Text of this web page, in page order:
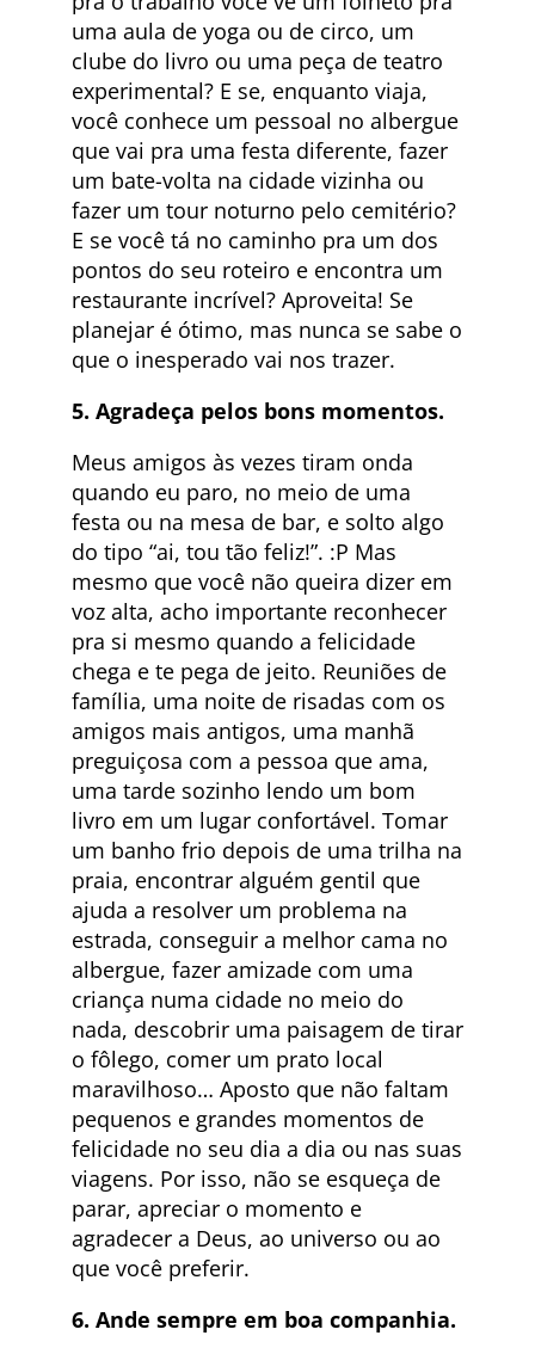
uma aula de yoga ou de circo, um
clube do livro ou uma peça de teatro
experimental? E se, enquanto viaja,
você conhece um pessoal no albergue
que vai pra uma festa diferente, fazer
um bate-volta na cidade vizinha ou
fazer um tour noturno pelo cemitério?
E se você tá no caminho pra um dos
pontos do seu roteiro e encontra um
restaurante incrível? Aproveita! Se
planejar é ótimo, mas nunca se sabe o
que o inesperado vai nos trazer.
5. Agradeça pelos bons momentos.
Meus amigos às vezes tiram onda
quando eu paro, no meio de uma
festa ou na mesa de bar, e solto algo
do tipo “ai, tou tão feliz!”. :P Mas
mesmo que você não queira dizer em
voz alta, acho importante reconhecer
pra si mesmo quando a felicidade
chega e te pega de jeito. Reuniões de
família, uma noite de risadas com os
amigos mais antigos, uma manhã
preguiçosa com a pessoa que ama,
uma tarde sozinho lendo um bom
livro em um lugar confortável. Tomar
um banho frio depois de uma trilha na
praia, encontrar alguém gentil que
ajuda a resolver um problema na
estrada, conseguir a melhor cama no
albergue, fazer amizade com uma
criança numa cidade no meio do
nada, descobrir uma paisagem de tirar
o fôlego, comer um prato local
maravilhoso… Aposto que não faltam
pequenos e grandes momentos de
felicidade no seu dia a dia ou nas suas
viagens. Por isso, não se esqueça de
parar, apreciar o momento e
agradecer a Deus, ao universo ou ao
que você preferir.
6. Ande sempre em boa companhia.